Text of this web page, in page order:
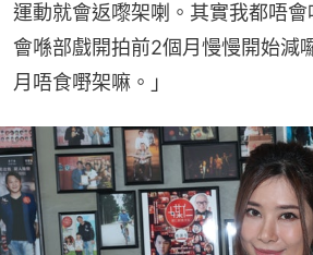
運動就會返嚟架喇。其實我都唔
會喺部戲開拍前2個月慢慢開始減
月唔食嘢架嘛。」